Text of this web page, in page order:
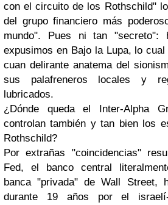
con el circuito de los Rothschild"
del grupo financiero más
mundo". Pues ni tan "secreto":
expusimos en Bajo la Lupa, lo
cuan delirante anatema del
sus palafreneros locales y
lubricados.
¿Dónde queda el Inter-Alpha
controlan también y tan bien los
Rothschild?
Por extrañas "coincidencias"
Fed, el banco central
banca "privada" de Wall Street,
durante 19 años por el israelí-